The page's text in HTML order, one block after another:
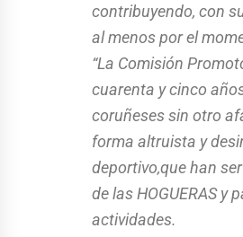
contribuyendo, con
al menos por el
“La Comisión
cuarenta y cinco
coruñeses sin otro
forma altruista y
deportivo,que han
de las HOGUERAS
actividades.